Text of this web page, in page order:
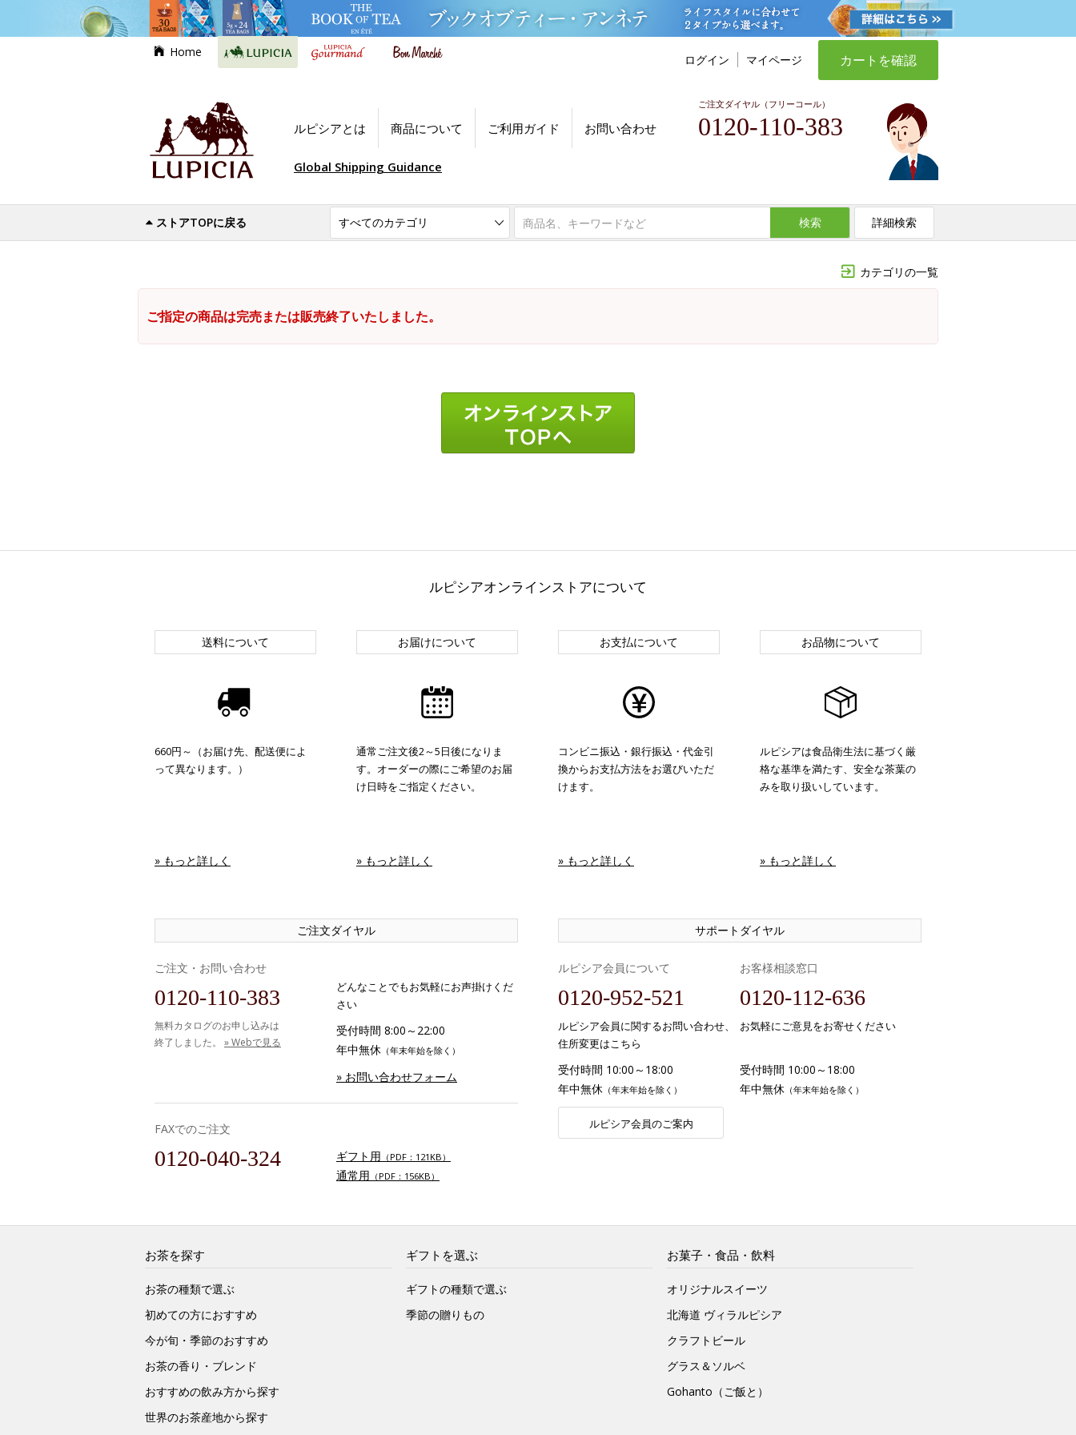
Home
ログイン マイページ カートを確認
ルピシアとは 商品について ご利用ガイド お問い合わせ
ご注文ダイヤル（フリーコール）
0120-110-383
Global Shipping Guidance
ストアTOPに戻る 検索 詳細検索
カテゴリの一覧
ご指定の商品は完売または販売終了いたしました。
ルピシアオンラインストアについて
送料について
660円～（お届け先、配送便によ
って異なります。）
» もっと詳しく
お届けについて
通常ご注文後2～5日後になりま
す。オーダーの際にご希望のお届
け日時をご指定ください。
» もっと詳しく
お支払について
コンビニ振込・銀行振込・代金引
換からお支払方法をお選びいただ
けます。
» もっと詳しく
お品物について
ルピシアは食品衛生法に基づく厳
格な基準を満たす、安全な茶葉の
みを取り扱いしています。
» もっと詳しく
ご注文ダイヤル
ご注文・お問い合わせ
0120-110-383
無料カタログのお申し込みは
終了しました。 » Webで見る
どんなことでもお気軽にお声掛けくだ
さい
受付時間 8:00～22:00
年中無休 （年末年始を除く）
» お問い合わせフォーム
FAXでのご注文
0120-040-324 ギフト用 （PDF：121KB）
通常用 （PDF：156KB）
サポートダイヤル
ルピシア会員について
0120-952-521
ルピシア会員に関するお問い合わせ、
住所変更はこちら
受付時間 10:00～18:00
年中無休 （年末年始を除く）
ルピシア会員のご案内
お客様相談窓口
0120-112-636
お気軽にご意見をお寄せください
受付時間 10:00～18:00
年中無休 （年末年始を除く）
お茶を探す
お茶の種類で選ぶ
初めての方におすすめ
今が旬・季節のおすすめ
お茶の香り・ブレンド
おすすめの飲み方から探す
世界のお茶産地から探す
ギフトを選ぶ
ギフトの種類で選ぶ
季節の贈りもの
お菓子・食品・飲料
オリジナルスイーツ
北海道 ヴィラルピシア
クラフトビール
グラス＆ソルベ
Gohanto（ご飯と）